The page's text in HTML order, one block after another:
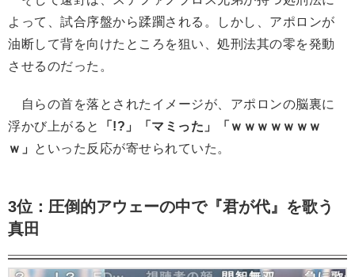
よって、試合序盤から蹂躙される。しかし、アポロンが
油断して背を向けたところを狙い、処刑法其の零を発動
させるのだった。
自らの首を落とされたイメージが、アポロンの脳裏に
浮かび上がると
「!?」「マミった」「ｗｗｗｗｗｗｗ
ｗ」
といった反応が寄せられていた。
3位：圧倒的アウェーの中で『君が代』を歌う
真田